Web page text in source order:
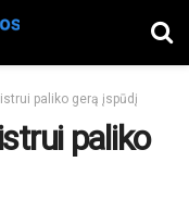
paliko gerą įspūdį
paliko